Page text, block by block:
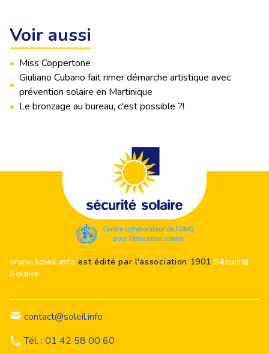
Voir aussi
• Miss Coppertone
•
Giuliano Cubano fait rimer démarche artistique avec
prévention solaire en Martinique
• Le bronzage au bureau, c'est possible ?!
www.soleil.info est édité par l'association 1901Sécurité
Solaire
contact@soleil.info
Tél. : 01 42 58 00 60